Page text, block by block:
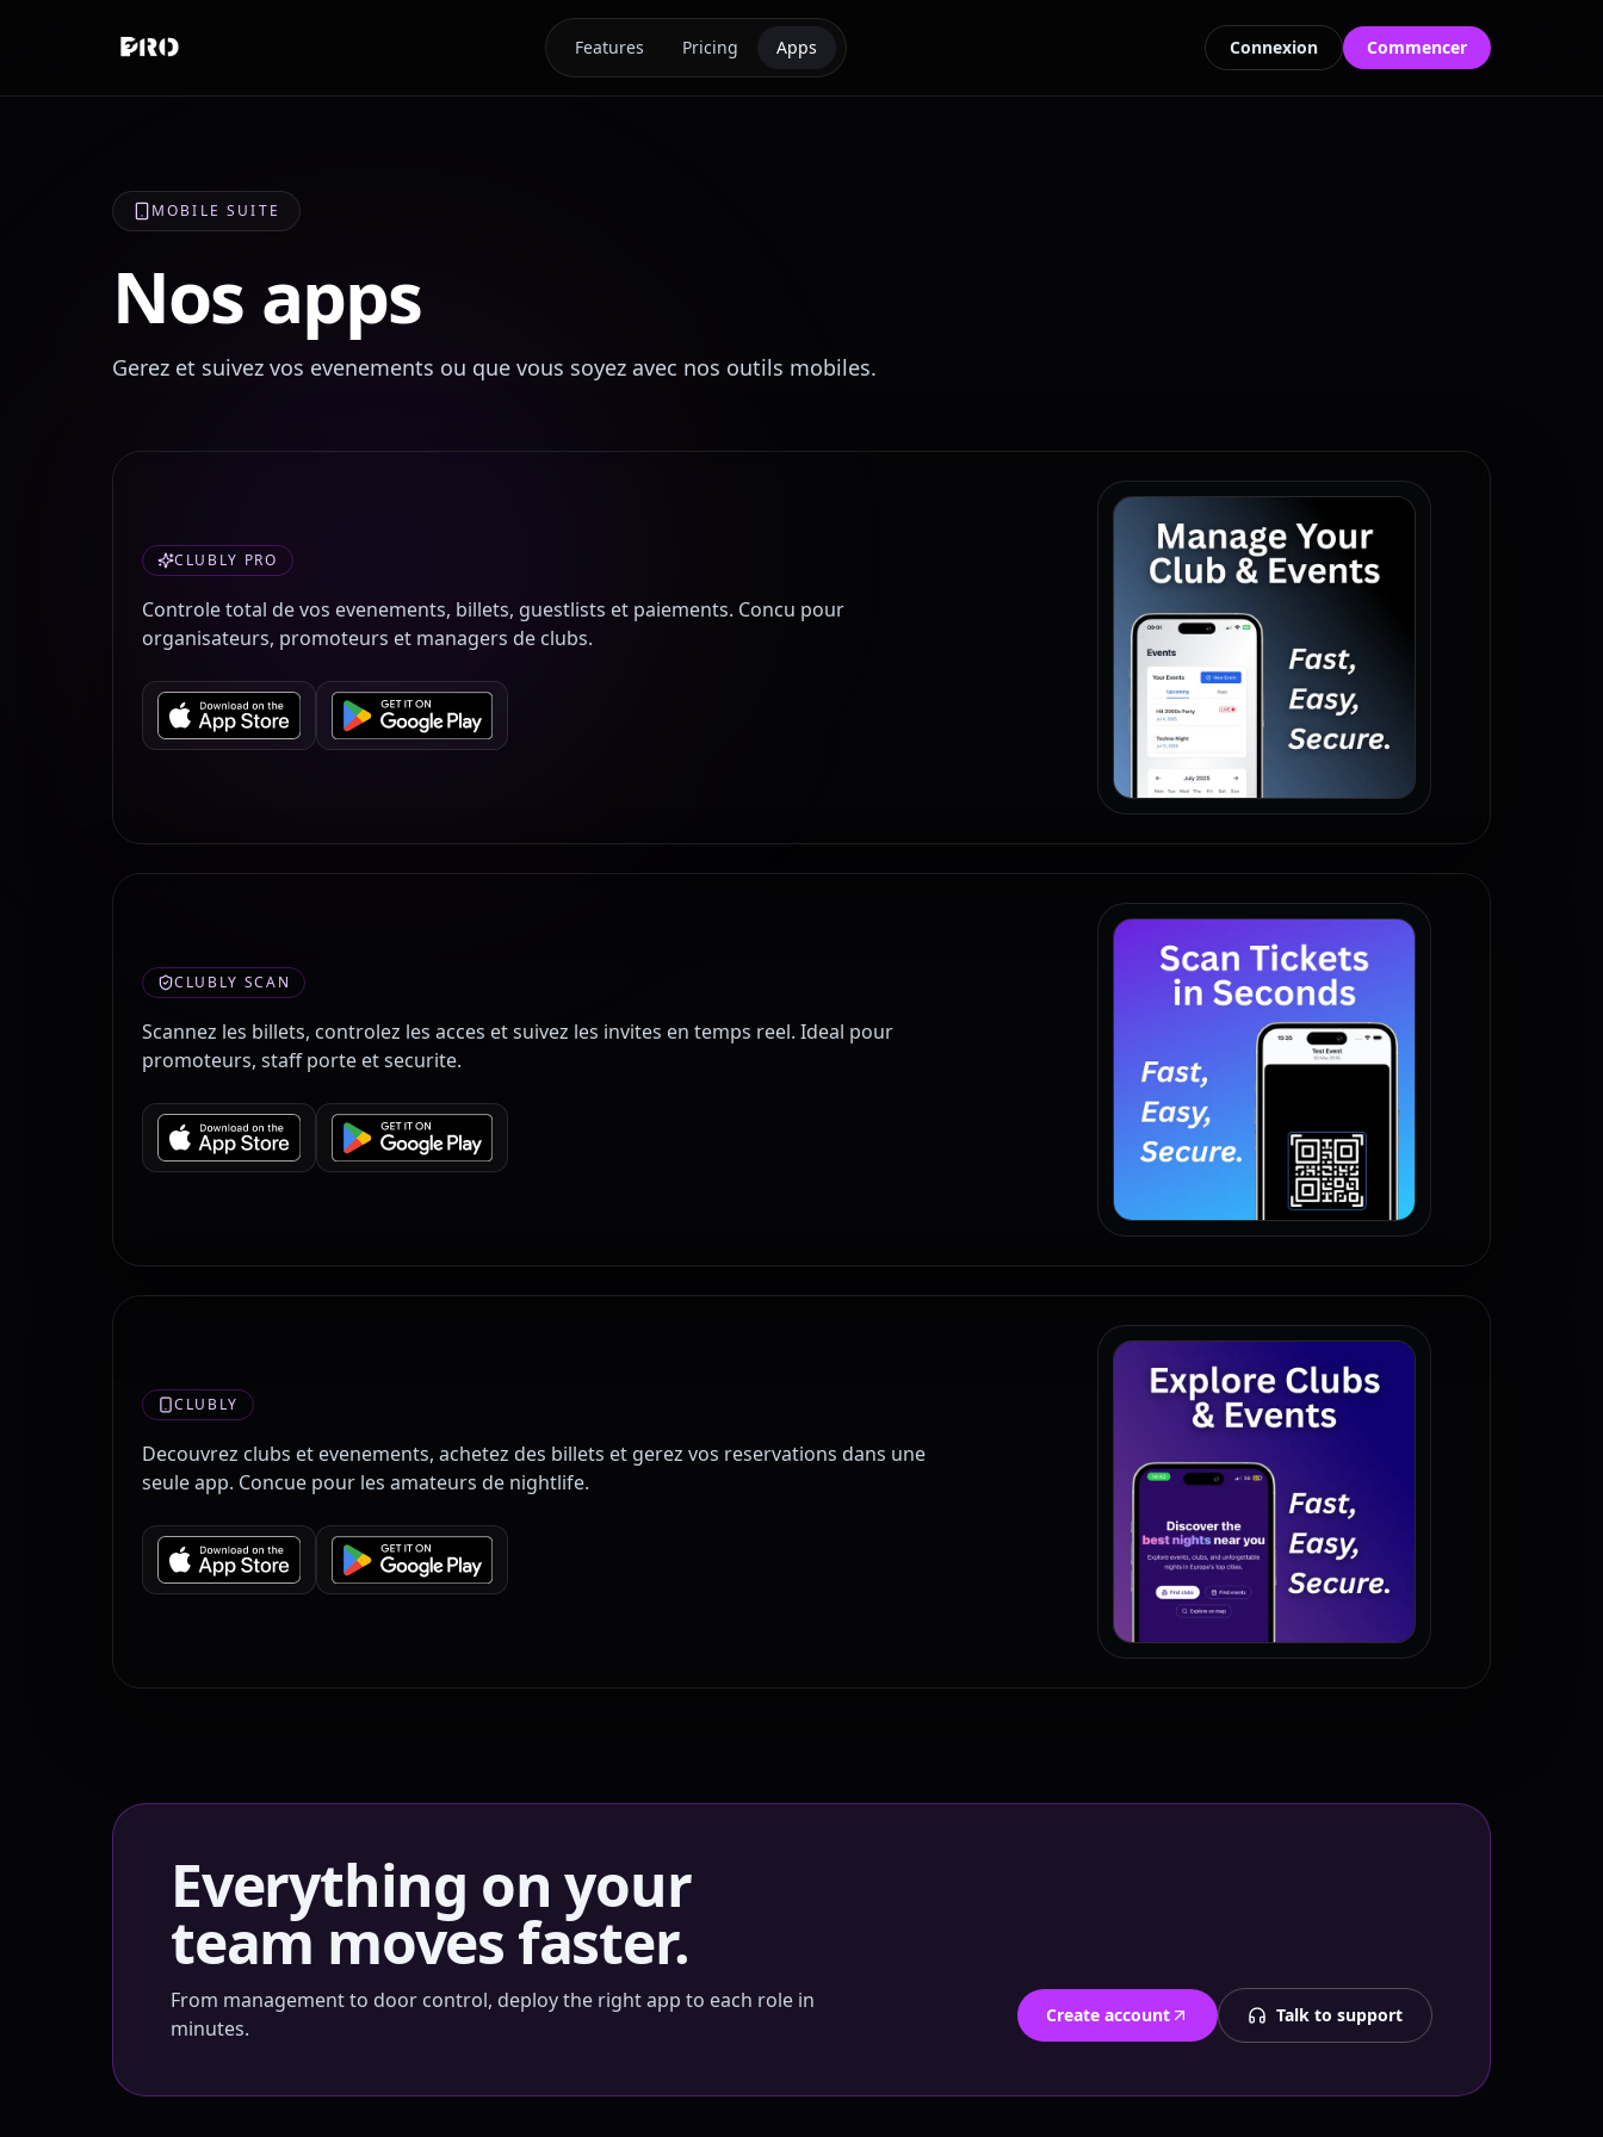
Features Pricing Apps Connexion Commencer
MOBILE SUITE
Nos apps
Gerez et suivez vos evenements ou que vous soyez avec nos outils mobiles.
CLUBLY PRO
Controle total de vos evenements, billets, guestlists et paiements. Concu pour
organisateurs, promoteurs et managers de clubs.
CLUBLY SCAN
Scannez les billets, controlez les acces et suivez les invites en temps reel. Ideal pour
promoteurs, staff porte et securite.
CLUBLY
Decouvrez clubs et evenements, achetez des billets et gerez vos reservations dans une
seule app. Concue pour les amateurs de nightlife.
Everything on your
team moves faster.
From management to door control, deploy the right app to each role in
minutes.
Create account Talk to support